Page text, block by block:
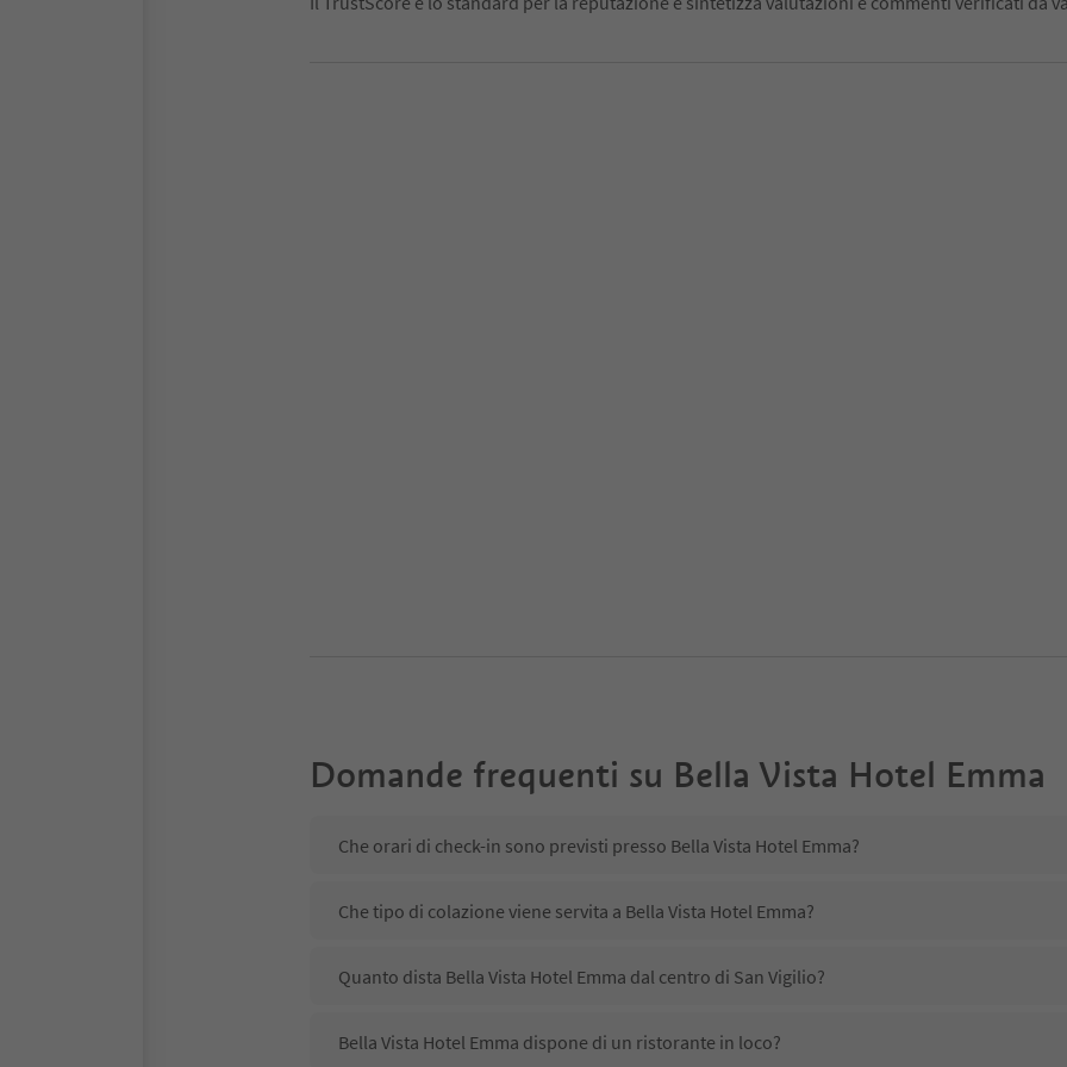
Domande frequenti su Bella Vista Hotel Emma
Che orari di check-in sono previsti presso Bella Vista Hotel Emma?
Che tipo di colazione viene servita a Bella Vista Hotel Emma?
Quanto dista Bella Vista Hotel Emma dal centro di San Vigilio?
Bella Vista Hotel Emma dispone di un ristorante in loco?